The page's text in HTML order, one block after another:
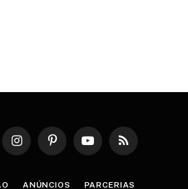
InstagramPinterestYouTubeRSS
ANÚNCIOS PARCERIAS